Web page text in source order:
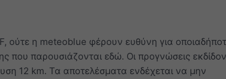
ούτε η meteoblue φέρουν ευθύνη για
που παρουσιάζονται εδώ. Οι προγνώσεις
12 km. Τα αποτελέσματα ενδέχεται να μην